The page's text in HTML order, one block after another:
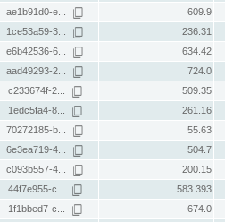
ae1b91d0-e... 609.9
1ce53a59-3... 236.31
e6b42536-6... 634.42
aad49293-2... 724.0
c233674f-2... 509.35
1edc5fa4-8... 261.16
70272185-b... 55.63
6e3ea719-4... 504.7
c093b557-4... 200.15
44f7e955-c... 583.393
1f1bbed7-c... 674.0